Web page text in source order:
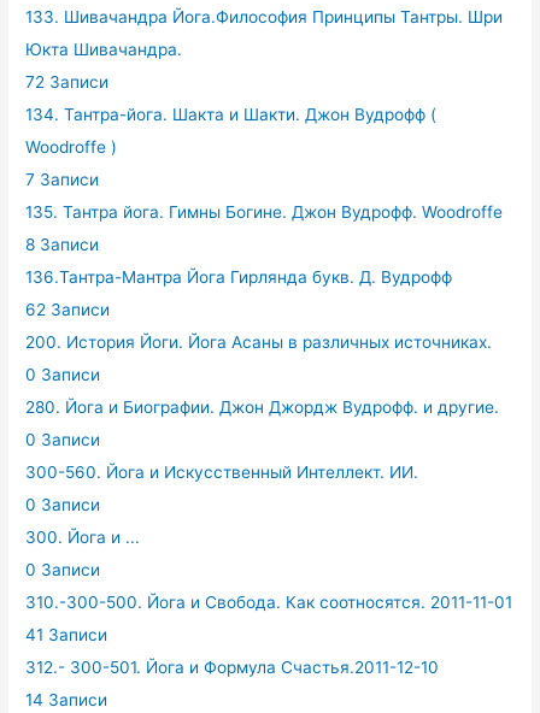
133. Шивачандра Йога.Философия Принципы Тантры. Шри
Юкта Шивачандра.
72 Записи
134. Тантра-йога. Шакта и Шакти. Джон Вудрофф (
Woodroffe )
7 Записи
135. Тантра йога. Гимны Богине. Джон Вудрофф. Woodroffe
8 Записи
136.Тантра-Мантра Йога Гирлянда букв. Д. Вудрофф
62 Записи
200. История Йоги. Йога Асаны в различных источниках.
0 Записи
280. Йога и Биографии. Джон Джордж Вудрофф. и другие.
0 Записи
300-560. Йога и Искусственный Интеллект. ИИ.
0 Записи
300. Йога и ...
0 Записи
310.-300-500. Йога и Свобода. Как соотносятся. 2011-11-01
41 Записи
312.- 300-501. Йога и Формула Счастья.2011-12-10
14 Записи